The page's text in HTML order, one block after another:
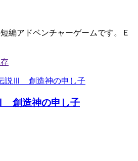
編アドベンチャーゲームです。Ｅ
創造神の申し子